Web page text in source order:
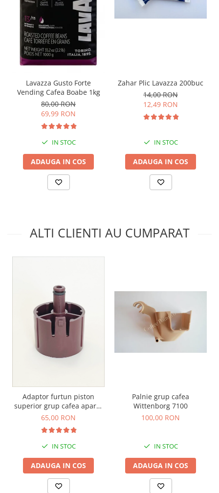
Lavazza Gusto Forte
Vending Cafea Boabe 1kg
80,00 RON
69,99 RON
IN STOC
ADAUGA IN COS
Zahar Plic Lavazza 200buc
14,00 RON
12,49 RON
IN STOC
ADAUGA IN COS
ALTI CLIENTI AU CUMPARAT
Adaptor furtun piston
superior grup cafea aparat
profesional Schaerer WMF
65,00 RON
IN STOC
ADAUGA IN COS
Palnie grup cafea
Wittenborg 7100
100,00 RON
IN STOC
ADAUGA IN COS